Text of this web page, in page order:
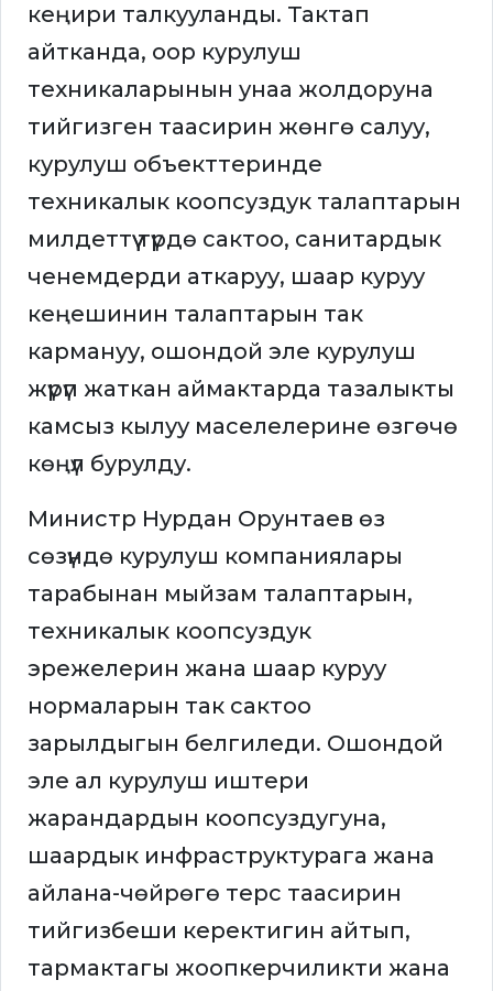
кеңири талкууланды. Тактап
айтканда, оор курулуш
техникаларынын унаа жолдоруна
тийгизген таасирин жөнгө салуу,
курулуш объекттеринде
техникалык коопсуздук талаптарын
милдеттүү түрдө сактоо, санитардык
ченемдерди аткаруу, шаар куруу
кеңешинин талаптарын так
кармануу, ошондой эле курулуш
жүрүп жаткан аймактарда тазалыкты
камсыз кылуу маселелерине өзгөчө
көңүл бурулду.
Министр Нурдан Орунтаев өз
сөзүндө курулуш компаниялары
тарабынан мыйзам талаптарын,
техникалык коопсуздук
эрежелерин жана шаар куруу
нормаларын так сактоо
зарылдыгын белгиледи. Ошондой
эле ал курулуш иштери
жарандардын коопсуздугуна,
шаардык инфраструктурага жана
айлана-чөйрөгө терс таасирин
тийгизбеши керектигин айтып,
тармактагы жоопкерчиликти жана